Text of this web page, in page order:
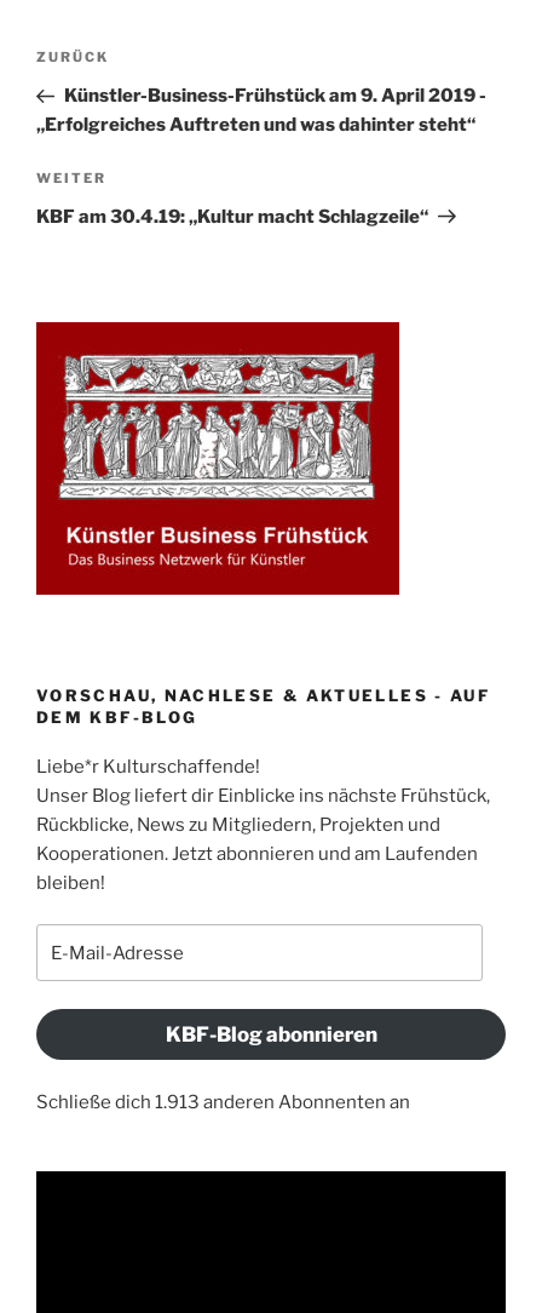
Beitrags-
Vorheriger
Beitrag
ZURÜCK
Künstler-Business-Frühstück am 9. April 2019 -
„Erfolgreiches Auftreten und was dahinter steht“
Nächster
Beitrag
WEITER
KBF am 30.4.19: „Kultur macht Schlagzeile“
VORSCHAU, NACHLESE & AKTUELLES - AUF
DEM KBF-BLOG
Liebe*r Kulturschaffende!
Unser Blog liefert dir Einblicke ins nächste Frühstück,
Rückblicke, News zu Mitgliedern, Projekten und
Kooperationen. Jetzt abonnieren und am Laufenden
bleiben!
Mail-
KBF-Blog abonnieren
Schließe dich 1.913 anderen Abonnenten an